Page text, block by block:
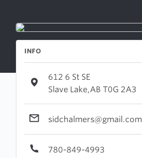
INFO
612 6 St SE
Slave Lake,AB T0G 2A3
sidchalmers@gmail.com
780-849-4993